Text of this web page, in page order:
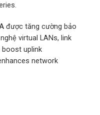
được tăng cường bảo
virtual LANs, link
boost uplink
network